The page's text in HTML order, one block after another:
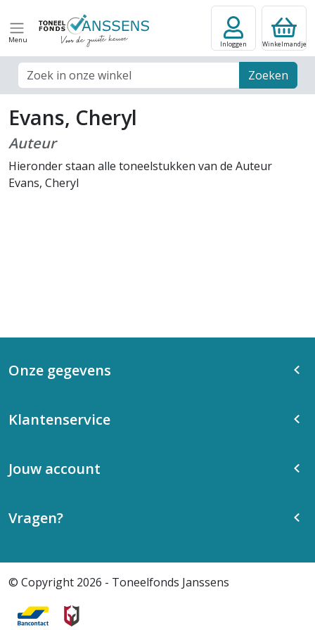
Menu
Zoek veld Zoeken
Inloggen Winkelmandje
Evans, Cheryl
Auteur
Hieronder staan alle toneelstukken van de Auteur
Evans, Cheryl
Onze gegevens
Klantenservice
Jouw account
Vragen?
© Copyright 2026 - Toneelfonds Janssens